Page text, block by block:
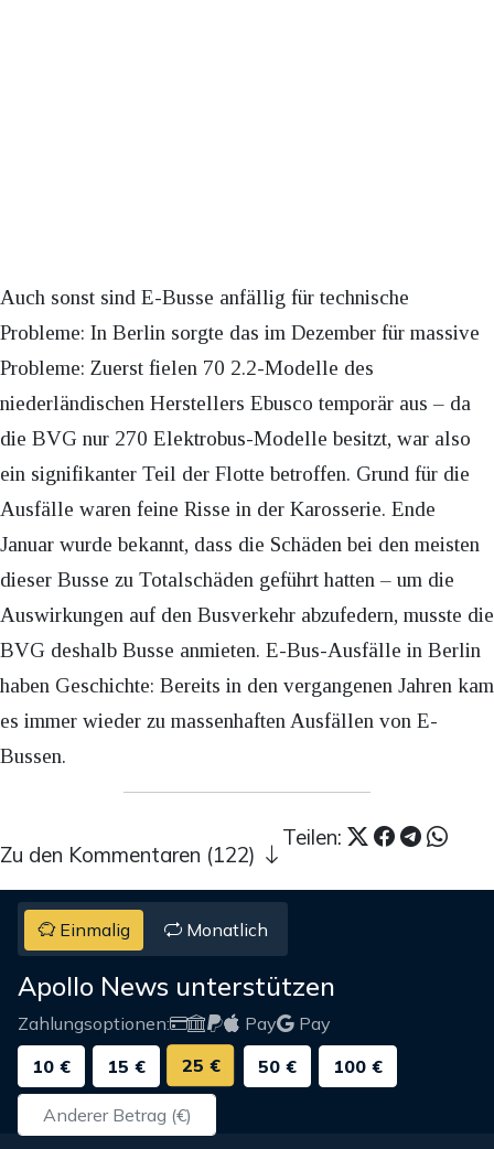
Auch sonst sind E-Busse anfällig für technische
Probleme: In Berlin sorgte das im Dezember für massive
Probleme: Zuerst fielen 70 2.2-Modelle des
niederländischen Herstellers Ebusco temporär aus – da
die BVG nur 270 Elektrobus-Modelle besitzt, war also
ein signifikanter Teil der Flotte betroffen. Grund für die
Ausfälle waren feine Risse in der Karosserie. Ende
Januar wurde bekannt, dass die Schäden bei den meisten
dieser Busse zu Totalschäden geführt hatten – um die
Auswirkungen auf den Busverkehr abzufedern, musste die
BVG deshalb Busse anmieten. E-Bus-Ausfälle in Berlin
haben Geschichte: Bereits in den vergangenen Jahren kam
es immer wieder zu massenhaften Ausfällen von E-
Bussen.
Teilen:
Zu den Kommentaren (122)
Einmalig Monatlich
Apollo News unterstützen
Zahlungsoptionen: Pay
Pay
10 €
15 € 25 € 50 € 100 €